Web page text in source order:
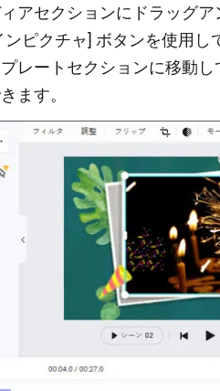
アセクションにドラッグア
ピクチャ] ボタンを使用し
レートセクションに移動
ます。